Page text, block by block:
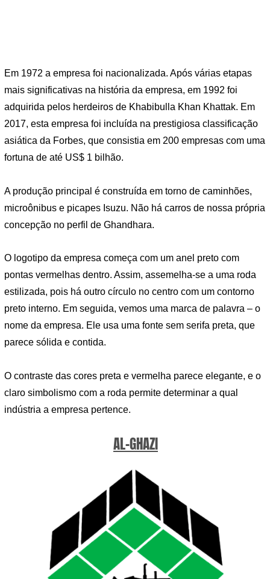
Em 1972 a empresa foi nacionalizada. Após várias etapas
mais significativas na história da empresa, em 1992 foi
adquirida pelos herdeiros de Khabibulla Khan Khattak. Em
2017, esta empresa foi incluída na prestigiosa classificação
asiática da Forbes, que consistia em 200 empresas com uma
fortuna de até US$ 1 bilhão.
A produção principal é construída em torno de caminhões,
microônibus e picapes Isuzu. Não há carros de nossa própria
concepção no perfil de Ghandhara.
O logotipo da empresa começa com um anel preto com
pontas vermelhas dentro. Assim, assemelha-se a uma roda
estilizada, pois há outro círculo no centro com um contorno
preto interno. Em seguida, vemos uma marca de palavra – o
nome da empresa. Ele usa uma fonte sem serifa preta, que
parece sólida e contida.
O contraste das cores preta e vermelha parece elegante, e o
claro simbolismo com a roda permite determinar a qual
indústria a empresa pertence.
AL-GHAZI